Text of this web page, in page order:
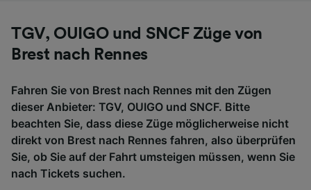
TGV, OUIGO und SNCF Züge von
Brest nach Rennes
Fahren Sie von Brest nach Rennes mit den Zügen
dieser Anbieter: TGV, OUIGO und SNCF. Bitte
beachten Sie, dass diese Züge möglicherweise nicht
direkt von Brest nach Rennes fahren, also überprüfen
Sie, ob Sie auf der Fahrt umsteigen müssen, wenn Sie
nach Tickets suchen.